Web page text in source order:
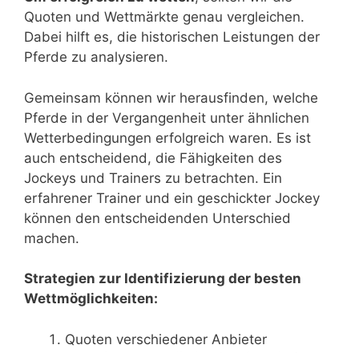
Quoten und Wettmärkte genau vergleichen.
Dabei hilft es, die historischen Leistungen der
Pferde zu analysieren.
Gemeinsam können wir herausfinden, welche
Pferde in der Vergangenheit unter ähnlichen
Wetterbedingungen erfolgreich waren. Es ist
auch entscheidend, die Fähigkeiten des
Jockeys und Trainers zu betrachten. Ein
erfahrener Trainer und ein geschickter Jockey
können den entscheidenden Unterschied
machen.
Strategien zur Identifizierung der besten
Wettmöglichkeiten:
Quoten verschiedener Anbieter